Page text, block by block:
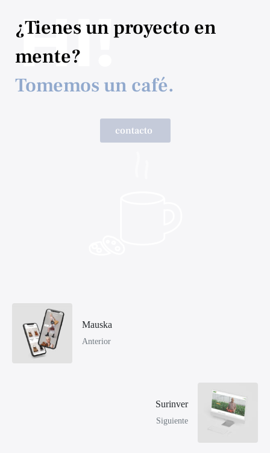
HI!
¿Tienes un proyecto en
mente?
Tomemos un café.
contacto
Mauska
Anterior
Surinver
Siguiente